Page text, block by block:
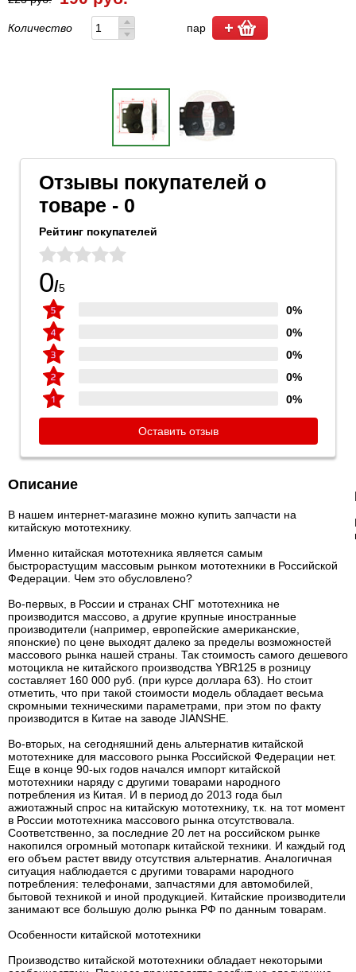
Количество пар
Отзывы покупателей о
товаре - 0
Рейтинг покупателей
0/5
0%
0%
0%
0%
0%
Оставить отзыв
Описание
В нашем интернет-магазине можно купить запчасти на
китайскую мототехнику.
Именно китайская мототехника является самым
быстрорастущим массовым рынком мототехники в Российской
Федерации. Чем это обусловлено?
Во-первых, в России и странах СНГ мототехника не
производится массово, а другие крупные иностранные
производители (например, европейские американские,
японские) по цене выходят далеко за пределы возможностей
массового рынка нашей страны. Так стоимость самого дешевого
мотоцикла не китайского производства YBR125 в розницу
составляет 160 000 руб. (при курсе доллара 63). Но стоит
отметить, что при такой стоимости модель обладает весьма
скромными техническими параметрами, при этом по факту
производится в Китае на заводе JIANSHE.
Во-вторых, на сегодняшний день альтернатив китайской
мототехнике для массового рынка Российской Федерации нет.
Еще в конце 90-ых годов начался импорт китайской
мототехники наряду с другими товарами народного
потребления из Китая. И в период до 2013 года был
ажиотажный спрос на китайскую мототехнику, т.к. на тот момент
в России мототехника массового рынка отсутствовала.
Соответственно, за последние 20 лет на российском рынке
накопился огромный мотопарк китайской техники. И каждый год
его объем растет ввиду отсутствия альтернатив. Аналогичная
ситуация наблюдается с другими товарами народного
потребления: телефонами, запчастями для автомобилей,
бытовой техникой и иной продукцией. Китайские производители
занимают все большую долю рынка РФ по данным товарам.
Особенности китайской мототехники
Производство китайской мототехники обладает некоторыми